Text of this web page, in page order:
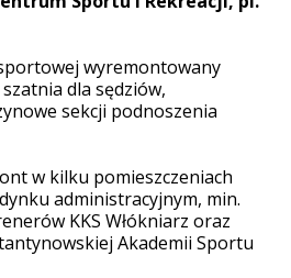
wyremontowany
dla sędziów,
sekcji podnoszenia
w kilku pomieszczeniach
administracyjnym, min.
KKS Włókniarz oraz
Akademii Sportu